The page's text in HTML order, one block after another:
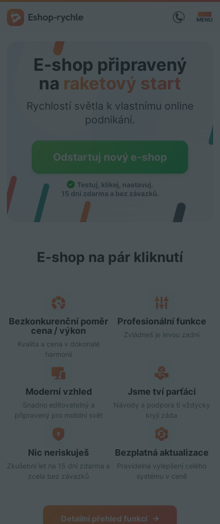
MENU
E‑shop připravený
na raketový start
Rychlostí světla k vlastnímu online
podnikání.
Odstartuj nový e‑shop
Testuj, klikej, nastavuj.
15 dní zdarma a bez závazků.
E‑shop na pár kliknutí
Bezkonkurenční poměr
cena / výkon
Kvalita a cena v dokonalé
harmonii
Profesionální funkce
Zvládneš je levou zadní
Moderní vzhled
Snadno editovatelný a
připravený pro mobilní svět
Jsme tví parťáci
Návody a podpora ti vždycky
kryjí záda
Nic neriskuješ
Zkušební let na 15 dní zdarma a
zcela bez závazků
Bezplatná aktualizace
Pravidelná vylepšení celého
systému v ceně
Detailní přehled funkcí